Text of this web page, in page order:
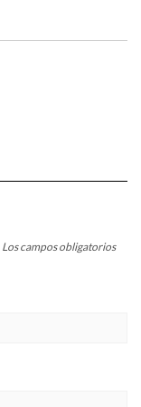
Los campos obligatorios